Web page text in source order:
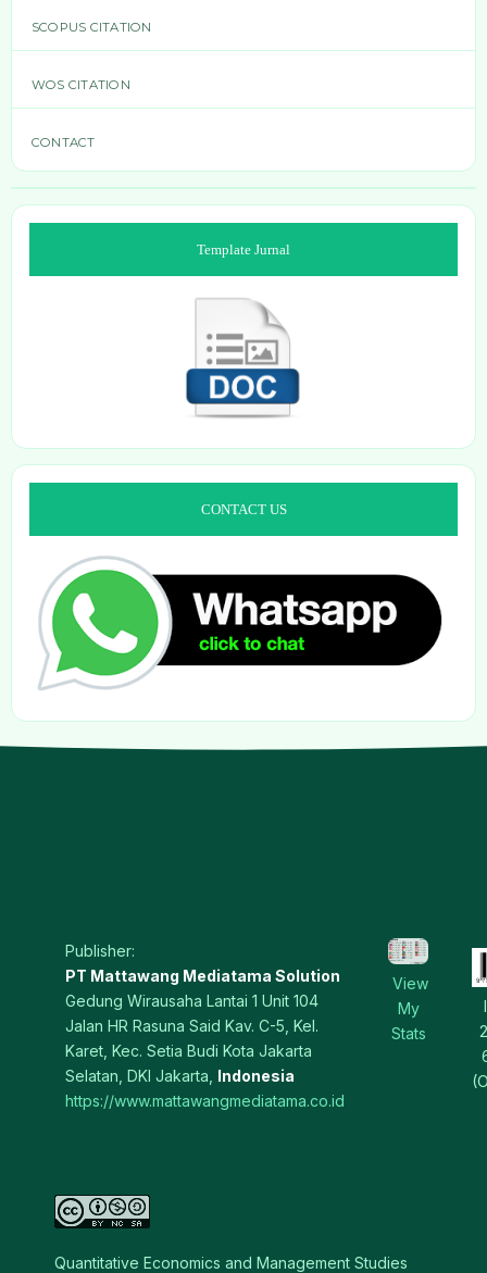
SCOPUS CITATION
WOS CITATION
CONTACT
Template Jurnal
CONTACT US
Publisher:
PT Mattawang Mediatama Solution
Gedung Wirausaha Lantai 1 Unit 104
Jalan HR Rasuna Said Kav. C-5, Kel.
Karet, Kec. Setia Budi Kota Jakarta
Selatan, DKI Jakarta, Indonesia
https://www.mattawangmediatama.co.id
View
My
Stats
Quantitative Economics and Management Studies